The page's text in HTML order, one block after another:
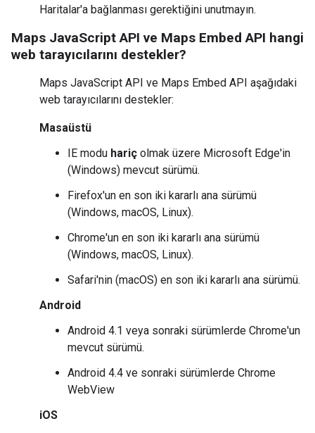
Haritalar'a bağlanması gerektiğini unutmayın.
Maps JavaScript API ve Maps Embed API hangi
web tarayıcılarını destekler?
Maps JavaScript API ve Maps Embed API aşağıdaki
web tarayıcılarını destekler:
Masaüstü
IE modu hariç olmak üzere Microsoft Edge'in
(Windows) mevcut sürümü.
Firefox'un en son iki kararlı ana sürümü
(Windows, macOS, Linux).
Chrome'un en son iki kararlı ana sürümü
(Windows, macOS, Linux).
Safari'nin (macOS) en son iki kararlı ana sürümü.
Android
Android 4.1 veya sonraki sürümlerde Chrome'un
mevcut sürümü.
Android 4.4 ve sonraki sürümlerde Chrome
WebView
iOS